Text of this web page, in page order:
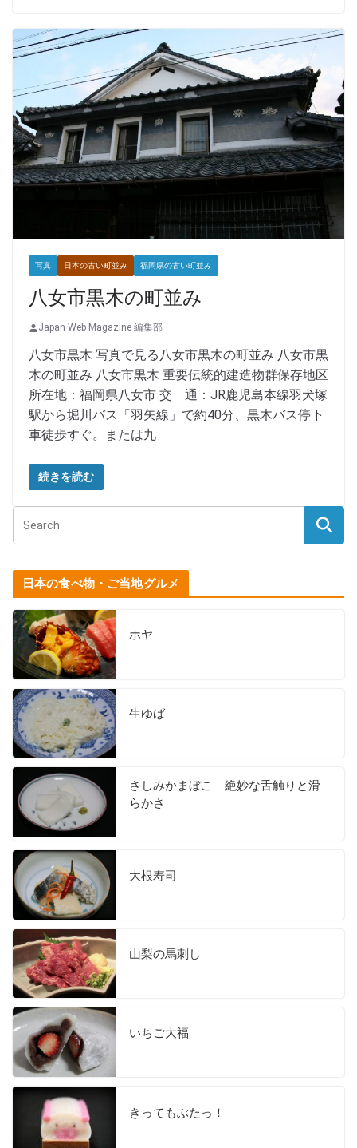
写真 日本の古い町並み 福岡県の古い町並み
八女市黒木の町並み
Japan Web Magazine 編集部
八女市黒木 写真で見る八女市黒木の町並み 八女市黒
木の町並み 八女市黒木 重要伝統的建造物群保存地区
所在地：福岡県八女市 交 通：JR鹿児島本線羽犬塚
駅から堀川バス「羽矢線」で約40分、黒木バス停下
車徒歩すぐ。または九
続きを読む
日本の食べ物・ご当地グルメ
ホヤ
生ゆば
さしみかまぼこ 絶妙な舌触りと滑
らかさ
大根寿司
山梨の馬刺し
いちご大福
きってもぶたっ！